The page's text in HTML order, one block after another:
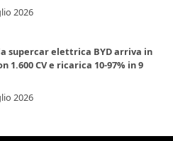
2026
supercar elettrica BYD arriva in
1.600 CV e ricarica 10-97% in 9
2026